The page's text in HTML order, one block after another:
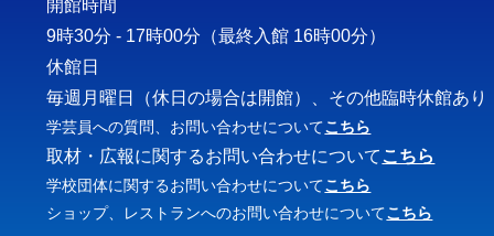
開館時間
9時30分 - 17時00分 （最終入館 16時00分）
休館日
毎週月曜日（休日の場合は開館）、その他臨時休館あり
学芸員への質問、お問い合わせについてこちら
取材・広報に関するお問い合わせについて こちら
学校団体に関するお問い合わせについてこちら
ショップ、レストランへのお問い合わせについてこちら